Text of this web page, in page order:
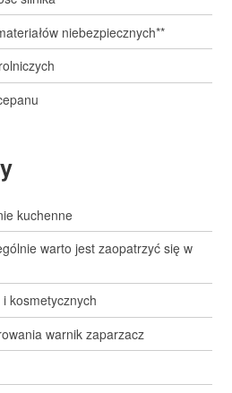
niebezpiecznych**
kuchenne
warto jest zaopatrzyć się w
kosmetycznych
warnik zaparzacz